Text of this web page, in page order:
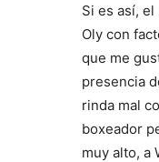
Si es así,
Oly con
que me
presencia
rinda mal
boxeador
muy alto, a